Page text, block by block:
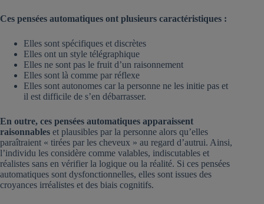
Ces pensées automatiques ont plusieurs caractéristiques :
Elles sont spécifiques et discrètes
Elles ont un style télégraphique
Elles ne sont pas le fruit d’un raisonnement
Elles sont là comme par réflexe
Elles sont autonomes car la personne ne les initie pas et
il est difficile de s’en débarrasser.
En outre, ces pensées automatiques apparaissent
raisonnables et plausibles par la personne alors qu’elles
paraîtraient « tirées par les cheveux » au regard d’autrui. Ainsi,
l’individu les considère comme valables, indiscutables et
réalistes sans en vérifier la logique ou la réalité. Si ces pensées
automatiques sont dysfonctionnelles, elles sont issues des
croyances irréalistes et des biais cognitifs.